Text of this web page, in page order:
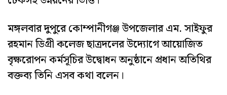
মঙ্গলবার দুপুরে কোম্পানীগঞ্জ উপজেলার এম. সাইফুর
রহমান ডিগ্রী কলেজ ছাত্রদলের উদ্যোগে আয়োজিত
বৃক্ষরোপন কর্মসূচির উদ্বোধন অনুষ্ঠানে প্রধান অতিথির
বক্তব্য তিনি এসব কথা বলেন।